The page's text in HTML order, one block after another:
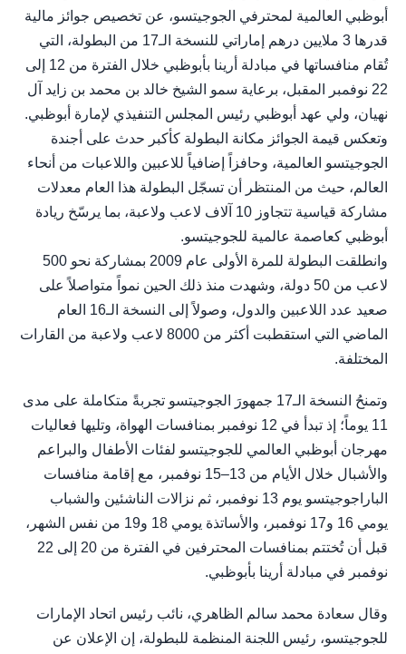
أبوظبي العالمية لمحترفي الجوجيتسو، عن تخصيص جوائز مالية
قدرها 3 ملايين درهم إماراتي للنسخة الـ17 من البطولة، التي
تُقام منافساتها في مبادلة أرينا بأبوظبي خلال الفترة من 12 إلى
22 نوفمبر المقبل، برعاية سمو الشيخ خالد بن محمد بن زايد آل
نهيان، ولي عهد أبوظبي رئيس المجلس التنفيذي لإمارة أبوظبي.
وتعكس قيمة الجوائز مكانة البطولة كأكبر حدث على أجندة
الجوجيتسو العالمية، وحافزاً إضافياً للاعبين واللاعبات من أنحاء
العالم، حيث من المنتظر أن تسجّل البطولة هذا العام معدلات
مشاركة قياسية تتجاوز 10 آلاف لاعب ولاعبة، بما يرسّخ ريادة
أبوظبي كعاصمة عالمية للجوجيتسو.
وانطلقت البطولة للمرة الأولى عام 2009 بمشاركة نحو 500
لاعب من 50 دولة، وشهدت منذ ذلك الحين نمواً متواصلاً على
صعيد عدد اللاعبين والدول، وصولاً إلى النسخة الـ16 العام
الماضي التي استقطبت أكثر من 8000 لاعب ولاعبة من القارات
المختلفة.
وتمنحُ النسخة الـ17 جمهورَ الجوجيتسو تجربةً متكاملة على مدى
11 يوماً؛ إذ تبدأ في 12 نوفمبر بمنافسات الهواة، وتليها فعاليات
مهرجان أبوظبي العالمي للجوجيتسو لفئات الأطفال والبراعم
والأشبال خلال الأيام من 13–15 نوفمبر، مع إقامة منافسات
الباراجوجيتسو يوم 13 نوفمبر، ثم نزالات الناشئين والشباب
يومي 16 و17 نوفمبر، والأساتذة يومي 18 و19 من نفس الشهر،
قبل أن تُختتم بمنافسات المحترفين في الفترة من 20 إلى 22
نوفمبر في مبادلة أرينا بأبوظبي.
وقال سعادة محمد سالم الظاهري، نائب رئيس اتحاد الإمارات
للجوجيتسو، رئيس اللجنة المنظمة للبطولة، إن الإعلان عن